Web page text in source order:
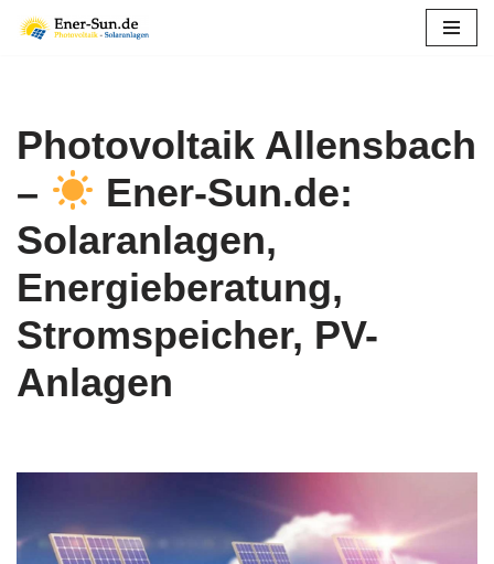
Photovoltaik Allensbach
–
Ener-Sun.de:
Solaranlagen,
Energieberatung,
Stromspeicher, PV-
Anlagen